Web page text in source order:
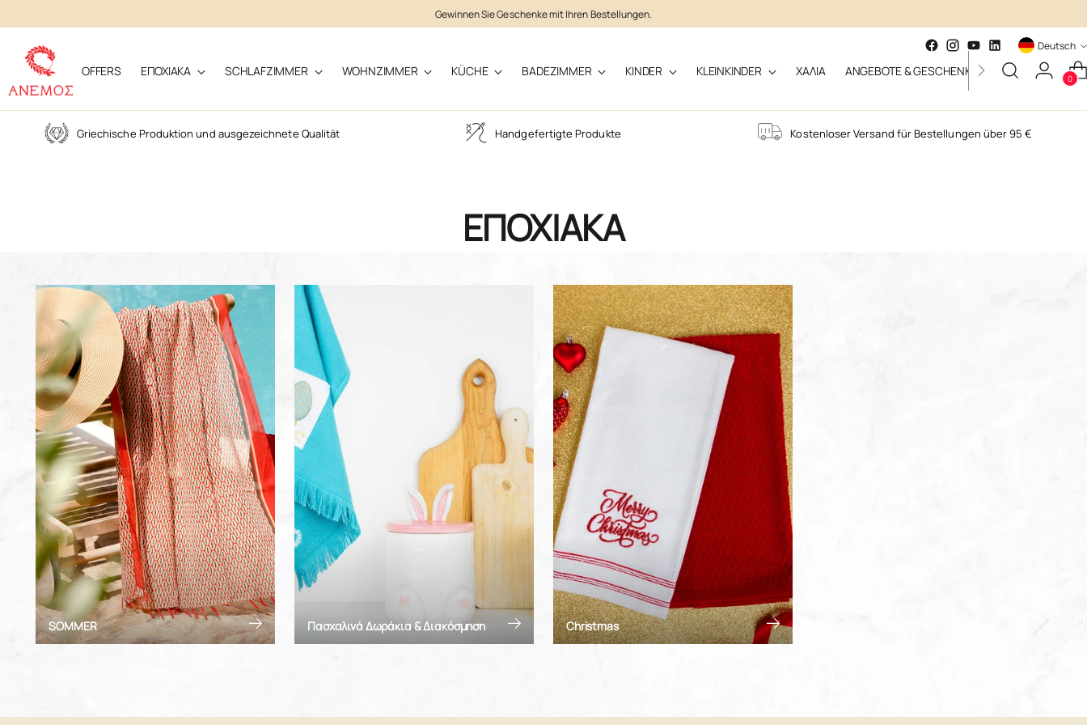
Gewinnen Sie Geschenke mit Ihren Bestellungen.
Sprache
Deutsch
OFFERS ΕΠΟΧΙΑΚΑ SCHLAFZIMMER WOHNZIMMER KÜCHE BADEZIMMER KINDER KLEINKINDER ΧΑΛΙΑ ANGEBOTE & GESCHENKE
0
Griechische Produktion und ausgezeichnete Qualität Handgefertigte Produkte Kostenloser Versand für Bestellungen über 95 €
ΕΠΟΧΙΑΚΑ
SOMMER Πασχαλινά Δωράκια & Διακόσμηση Christmas